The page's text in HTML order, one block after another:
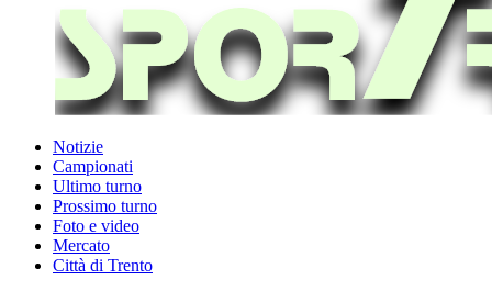
Notizie
Campionati
Ultimo turno
Prossimo turno
Foto e video
Mercato
Città di Trento